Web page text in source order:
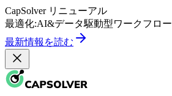
CapSolver リニューアル
最適化:AI&データ駆動型ワークフロー
最新情報を読む